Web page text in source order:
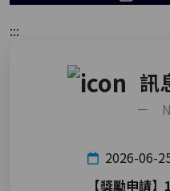
:::
訊
－
2026-06-